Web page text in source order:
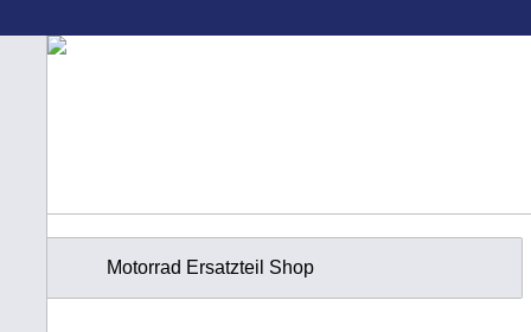
Motorrad Ersatzteil Shop